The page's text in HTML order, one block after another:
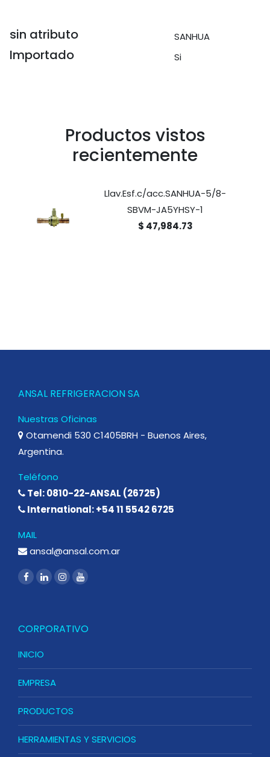
sin atributo SANHUA
Importado Si
Productos vistos
recientemente
Llav.Esf.c/acc.SANHUA-5/8-
SBVM-JA5YHSY-1
$ 47,984.73
ANSAL REFRIGERACION SA
Nuestras Oficinas
Otamendi 530 C1405BRH - Buenos Aires,
Argentina.
Teléfono
Tel: 0810-22-ANSAL (26725)
International: +54 11 5542 6725
MAIL
ansal@ansal.com.ar
CORPORATIVO
INICIO
EMPRESA
PRODUCTOS
HERRAMIENTAS Y SERVICIOS